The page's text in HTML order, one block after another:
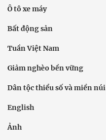
Ô tô xe máy
Bất động sản
Tuần Việt Nam
Giảm nghèo bền vững
Dân tộc thiểu số và miền núi
English
Ảnh